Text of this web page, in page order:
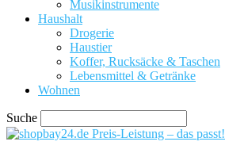
Musikinstrumente
Haushalt
Drogerie
Haustier
Koffer, Rucksäcke & Taschen
Lebensmittel & Getränke
Wohnen
Suche
Preis-Leistung – das passt!